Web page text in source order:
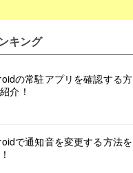
キング
の常駐アプリを確認する方
介！
で通知音を変更する方法を